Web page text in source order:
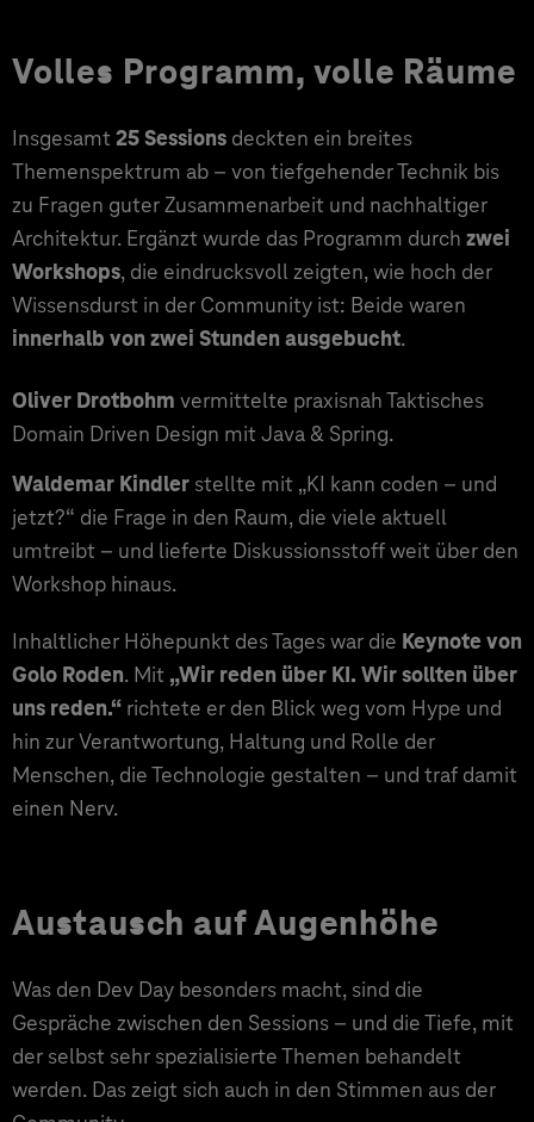
Volles Programm, volle Räume
Insgesamt25 Sessions deckten ein breites
Themenspektrum ab – von tiefgehender Technik bis
zu Fragen guter Zusammenarbeit und nachhaltiger
Architektur. Ergänzt wurde das Programm durch zwei
Workshops, die eindrucksvoll zeigten, wie hoch der
Wissensdurst in der Community ist: Beide waren
innerhalb von zwei Stunden ausgebucht.
Oliver Drotbohm vermittelte praxisnah Taktisches
Domain Driven Design mit Java & Spring.
Waldemar Kindler stellte mit „KI kann coden – und
jetzt?“ die Frage in den Raum, die viele aktuell
umtreibt – und lieferte Diskussionsstoff weit über den
Workshop hinaus.
Inhaltlicher Höhepunkt des Tages war die Keynote von
Golo Roden. Mit „Wir reden über KI. Wir sollten über
uns reden.“ richtete er den Blick weg vom Hype und
hin zur Verantwortung, Haltung und Rolle der
Menschen, die Technologie gestalten – und traf damit
einen Nerv.
Austausch auf Augenhöhe
Was den Dev Day besonders macht, sind die
Gespräche zwischen den Sessions – und die Tiefe, mit
der selbst sehr spezialisierte Themen behandelt
werden. Das zeigt sich auch in den Stimmen aus der